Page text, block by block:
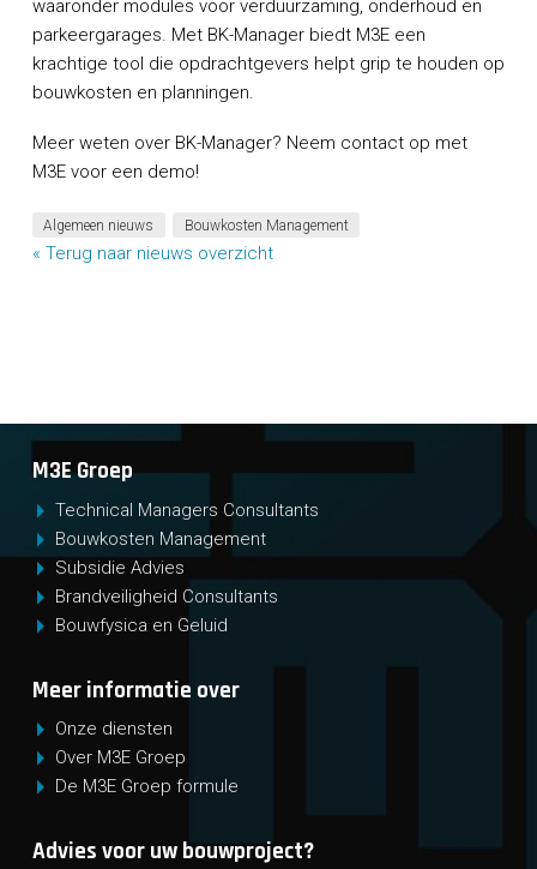
waaronder modules voor verduurzaming, onderhoud en
parkeergarages. Met BK-Manager biedt M3E een
krachtige tool die opdrachtgevers helpt grip te houden op
bouwkosten en planningen.
Meer weten over BK-Manager? Neem contact op met
M3E voor een demo!
Algemeen nieuws Bouwkosten Management
« Terug naar nieuws overzicht
M3E Groep
Technical Managers Consultants
Bouwkosten Management
Subsidie Advies
Brandveiligheid Consultants
Bouwfysica en Geluid
Meer informatie over
Onze diensten
Over M3E Groep
De M3E Groep formule
Advies voor uw bouwproject?